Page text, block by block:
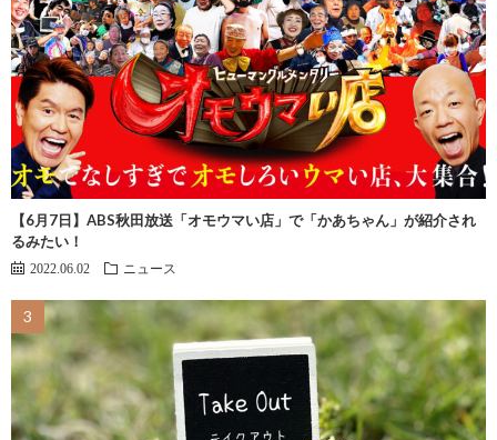
【6月7日】ABS秋田放送「オモウマい店」で「かあちゃん」が紹介され
るみたい！
2022.06.02 ニュース